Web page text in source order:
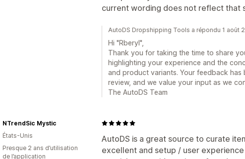
current wording does not reflect that
AutoDS Dropshipping Tools a répondu 1 août
Hi "Rberyl",
Thank you for taking the time to share
highlighting your experience and the
and product variants. Your feedback
review, and we value your input as we
The AutoDS Team
AutoDS is a great source to curate
excellent and setup / user
NTrendSic Mystic
États-Unis
Presque 2 ans d’utilisation
de l’application